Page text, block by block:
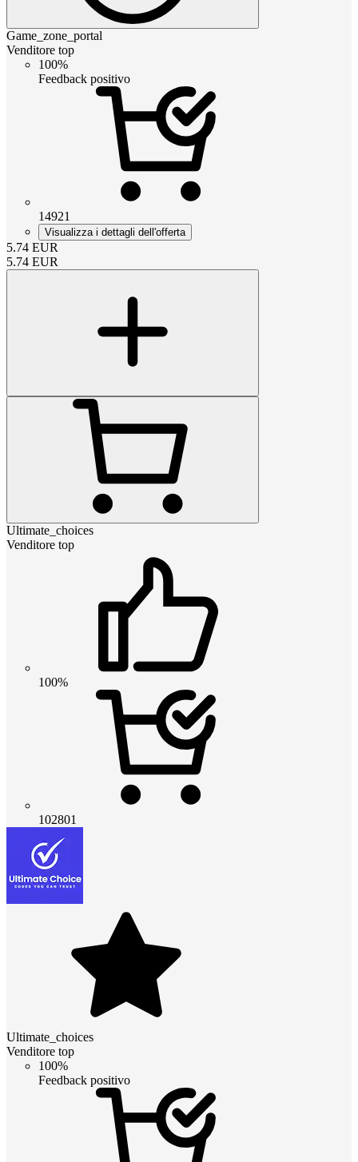
Game_zone_portal
Venditore top
100%
Feedback positivo
14921
Visualizza i dettagli dell'offerta
5.74 EUR
5.74 EUR
Ultimate_choices
Venditore top
100%
102801
Ultimate_choices
Venditore top
100%
Feedback positivo